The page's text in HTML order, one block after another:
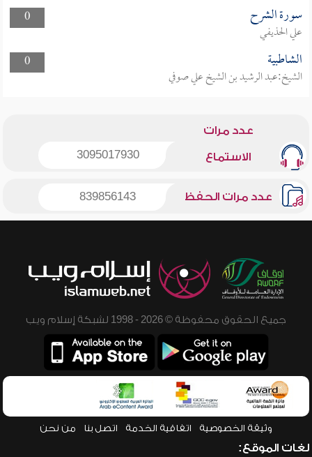
0
سورة الشرح
علي الحذيفي
0
الشاطبية
الشيخ:عبد الرشيد بن الشيخ علي صوفي
عدد مرات
الاستماع 3095017930
عدد مرات الحفظ 839856143
جميع الحقوق محفوظة © 2026 - 1998 لشبكة إسلام ويب
وثيقة الخصوصية اتفاقية الخدمة اتصل بنا من نحن
لغات الموقع: